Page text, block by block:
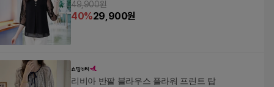
49,900원
40%29,900원
리비아 반팔 블라우스 플라워 프린트 탑